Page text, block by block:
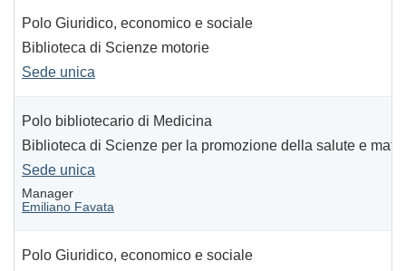
Polo Giuridico, economico e sociale
Biblioteca di Scienze motorie
Sede unica
Polo bibliotecario di Medicina
Biblioteca di Scienze per la promozione della salute e
Sede unica
Manager
Emiliano Favata
Polo Giuridico, economico e sociale